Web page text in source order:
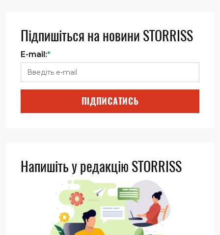
Підпишіться на новини STORRISS
E-mail:*
ПІДПИСАТИСЬ
Напишіть у редакцію STORRISS